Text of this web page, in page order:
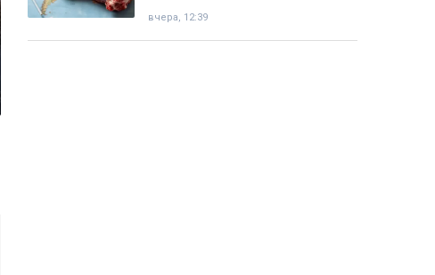
вчера, 12:39